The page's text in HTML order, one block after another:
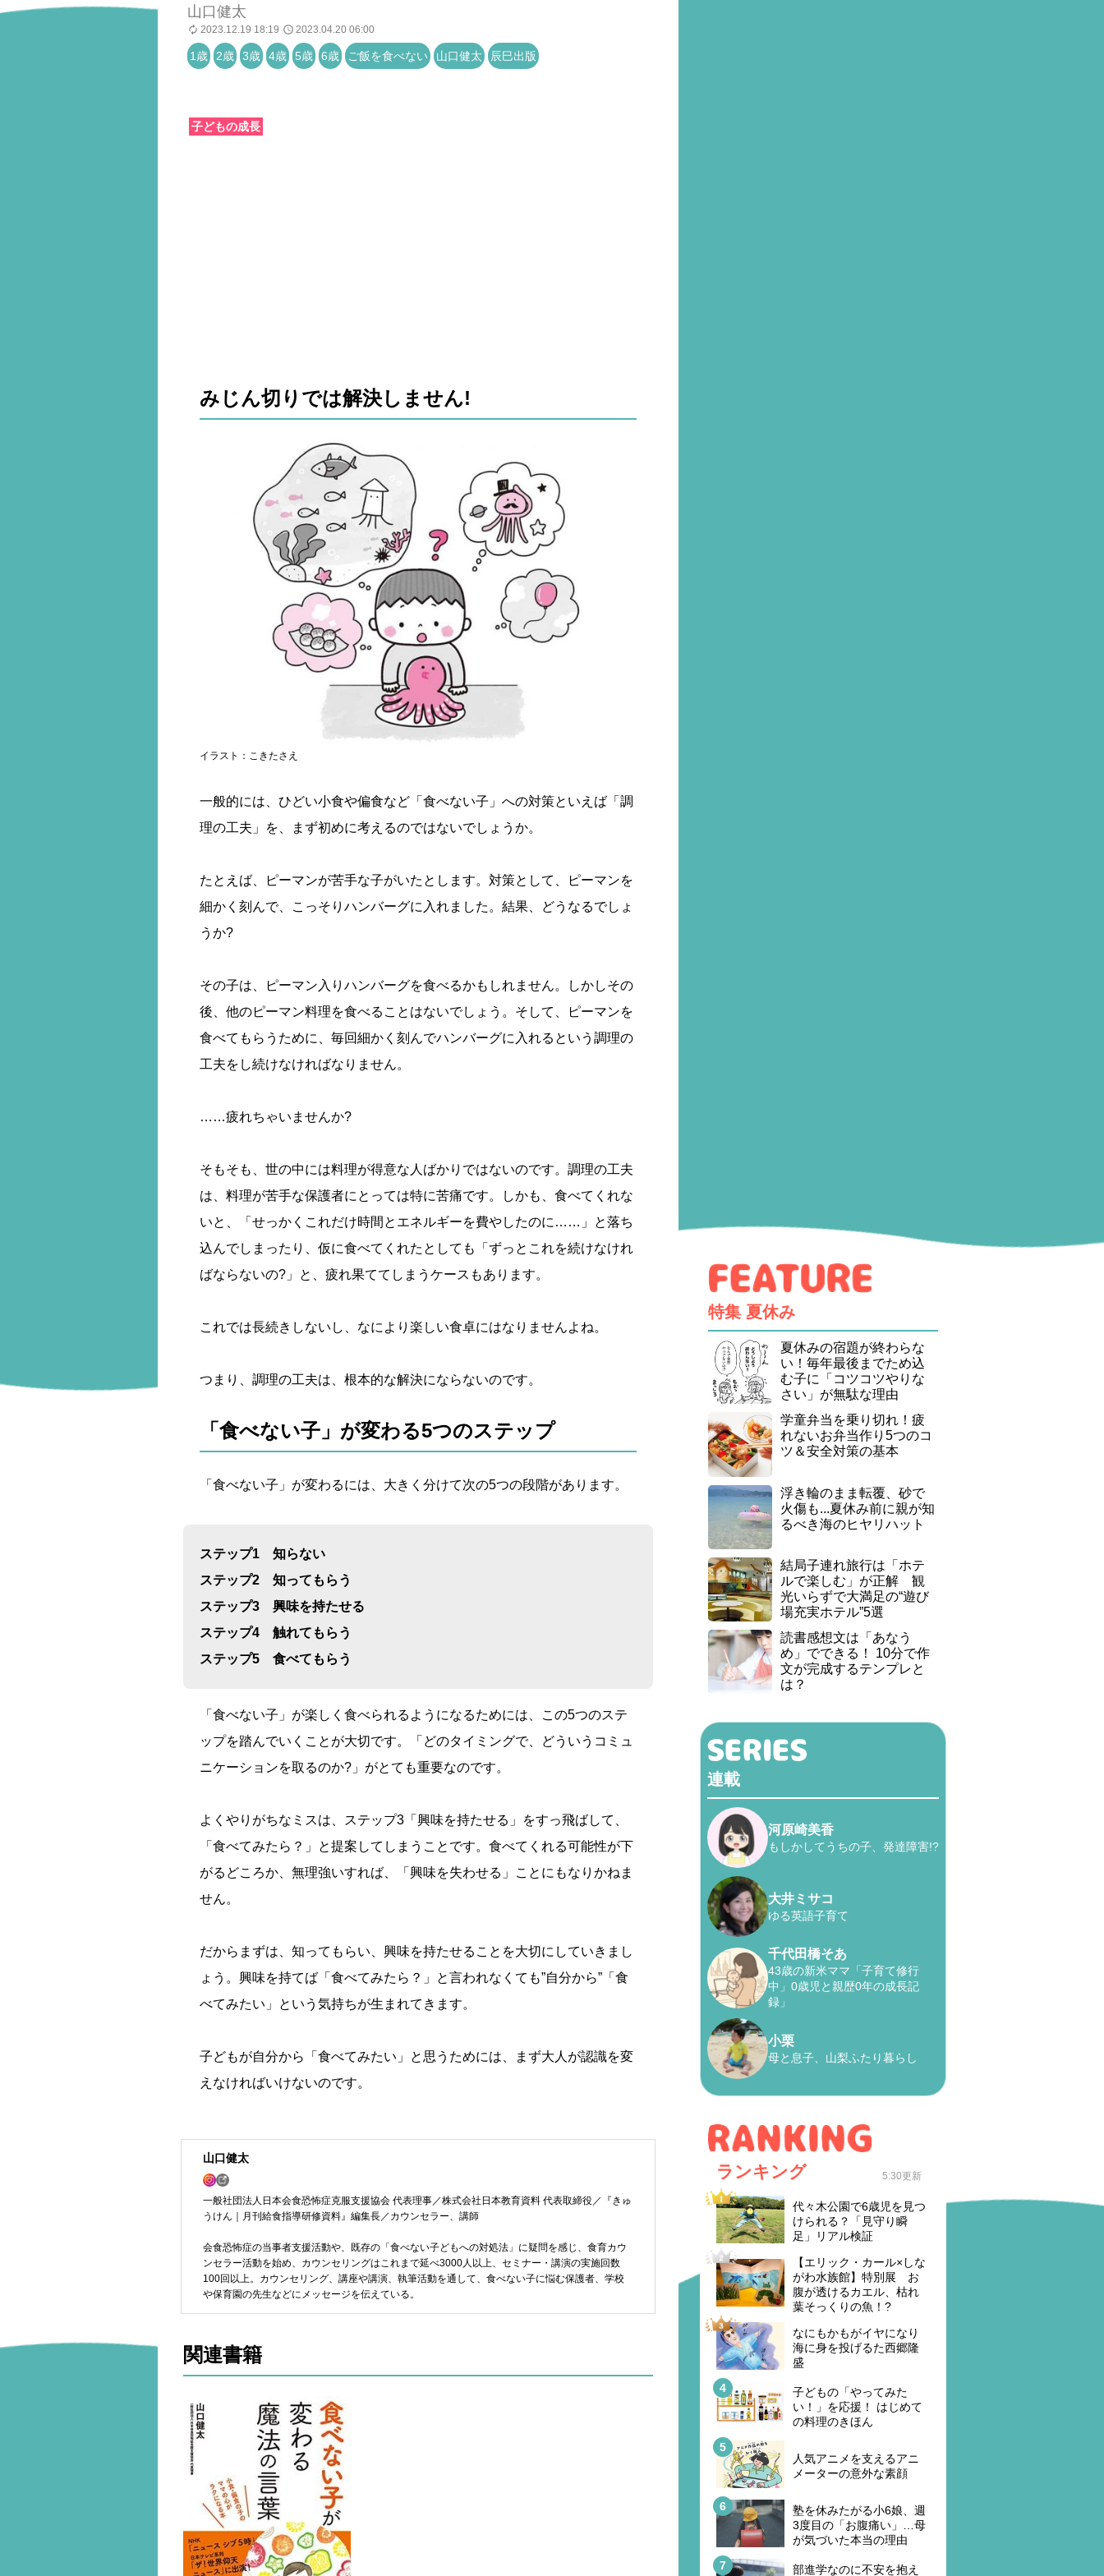
山口健太
2023.12.19 18:19 2023.04.20 06:00
1歳 2歳 3歳 4歳 5歳 6歳 ご飯を食べない 山口健太 辰巳出版
子どもの成長
みじん切りでは解決しません!
イラスト：こきたさえ
一般的には、ひどい小食や偏食など「食べない子」への対策といえば「調
理の工夫」を、まず初めに考えるのではないでしょうか。
たとえば、ピーマンが苦手な子がいたとします。対策として、ピーマンを
細かく刻んで、こっそりハンバーグに入れました。結果、どうなるでしょ
うか?
その子は、ピーマン入りハンバーグを食べるかもしれません。しかしその
後、他のピーマン料理を食べることはないでしょう。そして、ピーマンを
食べてもらうために、毎回細かく刻んでハンバーグに入れるという調理の
工夫をし続けなければなりません。
……疲れちゃいませんか?
そもそも、世の中には料理が得意な人ばかりではないのです。調理の工夫
は、料理が苦手な保護者にとっては特に苦痛です。しかも、食べてくれな
いと、「せっかくこれだけ時間とエネルギーを費やしたのに……」と落ち
込んでしまったり、仮に食べてくれたとしても「ずっとこれを続けなけれ
ばならないの?」と、疲れ果ててしまうケースもあります。
これでは長続きしないし、なにより楽しい食卓にはなりませんよね。
つまり、調理の工夫は、根本的な解決にならないのです。
「食べない子」が変わる5つのステップ
「食べない子」が変わるには、大きく分けて次の5つの段階があります。
ステップ1 知らない
ステップ2 知ってもらう
ステップ3 興味を持たせる
ステップ4 触れてもらう
ステップ5 食べてもらう
「食べない子」が楽しく食べられるようになるためには、この5つのステ
ップを踏んでいくことが大切です。「どのタイミングで、どういうコミュ
ニケーションを取るのか?」がとても重要なのです。
よくやりがちなミスは、ステップ3「興味を持たせる」をすっ飛ばして、
「食べてみたら？」と提案してしまうことです。食べてくれる可能性が下
がるどころか、無理強いすれば、「興味を失わせる」ことにもなりかねま
せん。
だからまずは、知ってもらい、興味を持たせることを大切にしていきまし
ょう。興味を持てば「食べてみたら？」と言われなくても”自分から”「食
べてみたい」という気持ちが生まれてきます。
子どもが自分から「食べてみたい」と思うためには、まず大人が認識を変
えなければいけないのです。
山口健太
一般社団法人日本会食恐怖症克服支援協会 代表理事／株式会社日本教育資料 代表取締役／『きゅ
うけん｜月刊給食指導研修資料』編集長／カウンセラー、講師
会食恐怖症の当事者支援活動や、既存の「食べない子どもへの対処法」に疑問を感じ、食育カウ
ンセラー活動を始め、カウンセリングはこれまで延べ3000人以上、セミナー・講演の実施回数
100回以上。カウンセリング、講座や講演、執筆活動を通して、食べない子に悩む保護者、学校
や保育園の先生などにメッセージを伝えている。
関連書籍
特集 夏休み
夏休みの宿題が終わらな
い！毎年最後までため込
む子に「コツコツやりな
さい」が無駄な理由
学童弁当を乗り切れ！疲
れないお弁当作り5つのコ
ツ＆安全対策の基本
浮き輪のまま転覆、砂で
火傷も...夏休み前に親が知
るべき海のヒヤリハット
結局子連れ旅行は「ホテ
ルで楽しむ」が正解 観
光いらずで大満足の“遊び
場充実ホテル”5選
読書感想文は「あなう
め」でできる！ 10分で作
文が完成するテンプレと
は？
連載
河原崎美香
もしかしてうちの子、発達障害!?
大井ミサコ
ゆる英語子育て
千代田橋そあ
43歳の新米ママ「子育て修行
中」0歳児と親歴0年の成長記
録」
小栗
母と息子、山梨ふたり暮らし
ランキング 5:30更新
代々木公園で6歳児を見つ
けられる？「見守り瞬
足」リアル検証
【エリック・カール×しな
がわ水族館】特別展 お
腹が透けるカエル、枯れ
葉そっくりの魚！?
なにもかもがイヤになり
海に身を投げるた西郷隆
盛
子どもの「やってみた
い！」を応援！ はじめて
の料理のきほん
人気アニメを支えるアニ
メーターの意外な素顔
塾を休みたがる小6娘、週
3度目の「お腹痛い」…母
が気づいた本当の理由
部進学なのに不安を抱え